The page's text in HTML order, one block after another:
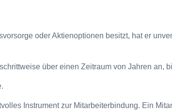
oder Aktienoptionen besitzt, hat er
über einen Zeitraum von Jahren an,
Instrument zur Mitarbeiterbindung. Ein